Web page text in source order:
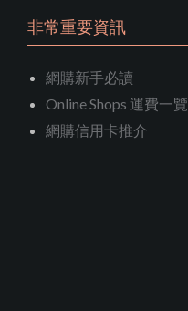
非常重要資訊
網購新手必讀
Online Shops 運費一覽
網購信用卡推介